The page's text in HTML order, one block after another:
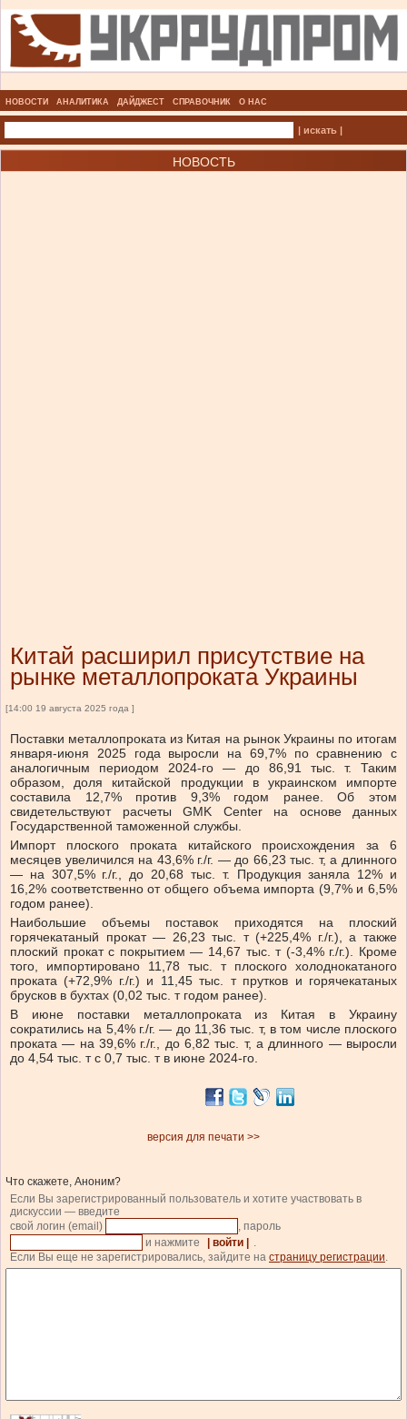
НОВОСТИ АНАЛИТИКА ДАЙДЖЕСТ СПРАВОЧНИК О НАС
| искать |
НОВОСТЬ
Китай расширил присутствие на
рынке металлопроката Украины
[14:00 19 августа 2025 года ]
Поставки металлопроката из Китая на рынок Украины по итогам
января-июня 2025 года выросли на 69,7% по сравнению с
аналогичным периодом 2024-го — до 86,91 тыс. т. Таким
образом, доля китайской продукции в украинском импорте
составила 12,7% против 9,3% годом ранее. Об этом
свидетельствуют расчеты GMK Center на основе данных
Государственной таможенной службы.
Импорт плоского проката китайского происхождения за 6
месяцев увеличился на 43,6% г./г. — до 66,23 тыс. т, а длинного
— на 307,5% г./г., до 20,68 тыс. т. Продукция заняла 12% и
16,2% соответственно от общего объема импорта (9,7% и 6,5%
годом ранее).
Наибольшие объемы поставок приходятся на плоский
горячекатаный прокат — 26,23 тыс. т (+225,4% г./г.), а также
плоский прокат с покрытием — 14,67 тыс. т (-3,4% г./г.). Кроме
того, импортировано 11,78 тыс. т плоского холоднокатаного
проката (+72,9% г./г.) и 11,45 тыс. т прутков и горячекатаных
брусков в бухтах (0,02 тыс. т годом ранее).
В июне поставки металлопроката из Китая в Украину
сократились на 5,4% г./г. — до 11,36 тыс. т, в том числе плоского
проката — на 39,6% г./г., до 6,82 тыс. т, а длинного — выросли
до 4,54 тыс. т с 0,7 тыс. т в июне 2024-го.
версия для печати >>
Что скажете, Аноним?
Если Вы зарегистрированный пользователь и хотите участвовать в
дискуссии — введите
свой логин (email)
, пароль
и нажмите
| войти |
.
Если Вы еще не зарегистрировались, зайдите на страницу регистрации.